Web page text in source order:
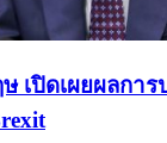
เปิดเผยผลกา